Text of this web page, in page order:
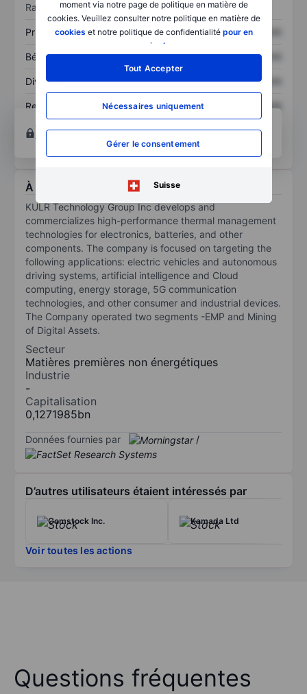
moment via notre page de politique en matière de
cookies. Veuillez consulter notre politique en matière de
cookies et notre politique de confidentialité pour en
savoir plus
Tout Accepter
Nécessaires uniquement
Gérer le consentement
Suisse
Ratios
Prix / ventes XXXXXXX XXXXXXX
Bénéfice par action XXXXXXX XXXXXXX
Dividende par action XXXXXXX XXXXXXX
Rendement des
capitaux propres
XXXXXXX
XXXXXXX
Ouvrir un compte
techniques et d’analyse.
À propos KULR Technology Group Inc
KULR Technology Group Inc develops and
commercializes high-performance thermal management
technologies for electronics, batteries, and other
components. The company is focused on targeting the
following applications: electric vehicles and autonomous
driving systems, artificial intelligence and Cloud
computing, energy storage, 5G communication
technologies, and other consumer and industrial devices.
The Company operated two segments -EMP and Mining
of Digital Assets.
Secteur
Matières premières non énergétiques
Industrie
-
Capitalisation
0,1271985bn
Données fournies par /
D’autres utilisateurs étaient intéressés par
Comstock Inc. Kamada Ltd
Voir toutes les actions
Questions fréquentes